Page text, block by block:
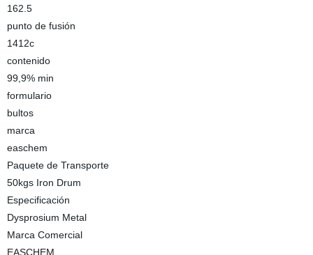
162.5
punto de fusión
1412c
contenido
99,9% min
formulario
bultos
marca
easchem
Paquete de Transporte
50kgs Iron Drum
Especificación
Dysprosium Metal
Marca Comercial
EASCHEM